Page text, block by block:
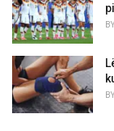
BY
BY